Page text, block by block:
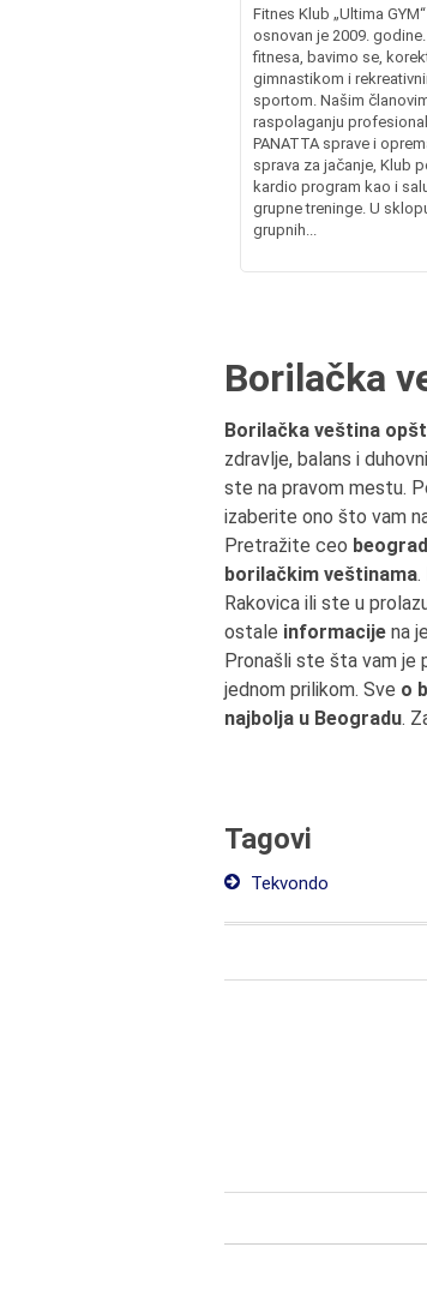
Fitnes Klub „Ultima GYM“
osnovan je 2009.
fitnesa, bavimo se,
gimnastikom i
sportom. Našim
raspolaganju
PANATTA sprave i
sprava za jačanje, Klub
kardio program kao i
grupne treninge. U
grupnih...
Borilačka
Borilačka veština
zdravlje, balans i
ste na pravom mestu.
izaberite ono što vam
Pretražite ceo
borilačkim veštinama.
Rakovica ili ste u
ostale informacije na
Pronašli ste šta vam je
jednom prilikom. Sve o
najbolja u Beogradu.
Tagovi
Tekvondo